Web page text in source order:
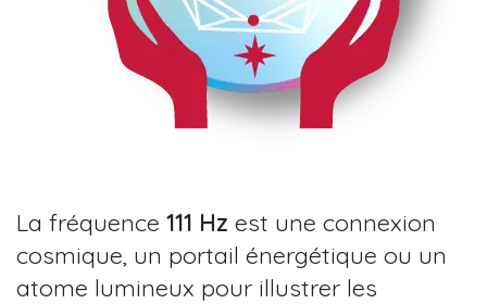
La fréquence 111 Hz est une connexion
cosmique, un portail énergétique ou un
atome lumineux pour illustrer les